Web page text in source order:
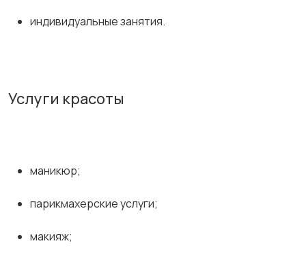
индивидуальные занятия.
Услуги красоты
маникюр;
парикмахерские услуги;
макияж;